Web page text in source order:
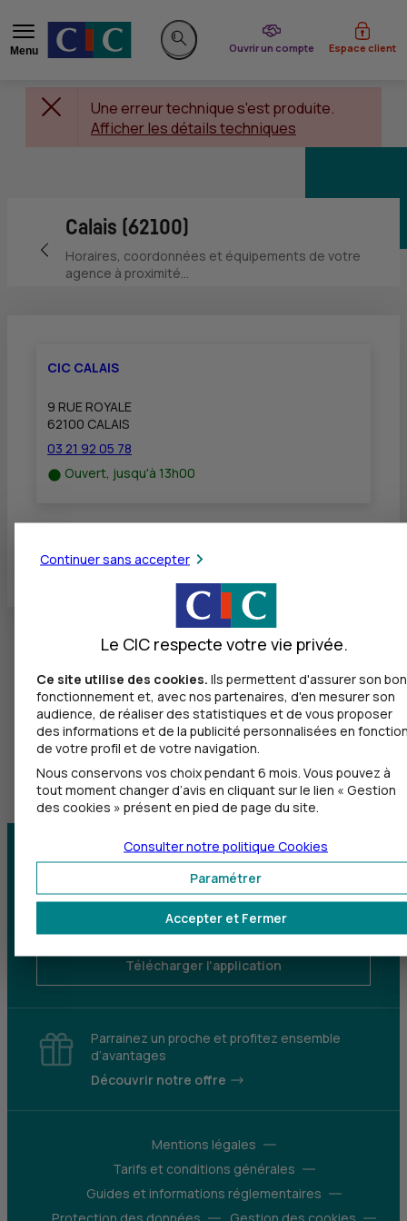
Menu
Rechercher sur le site
Ouvrir un compte
du CIC Espace client
Une erreur technique s'est produite.
Afficher les détails techniques
Retour vers la page précédente
Calais (62100)
Horaires, coordonnées et équipements de votre
agence à proximité...
CIC CALAIS
9 RUE ROYALE
62100 CALAIS
03 21 92 05 78
Ouvert, jusqu'à 13h00
Toutes les localités
Centre d'aide Trouver une agence
Sourds et
Télécharger l'application
Parrainez un proche et profitez ensemble
d’avantages
Découvrir notre offre
Mentions légales
Tarifs et conditions générales
Guides et informations réglementaires
Continuer sans accepter
Le CIC respecte votre vie privée.
Ce site utilise des cookies. Ils permettent d'assurer son bon
fonctionnement et, avec nos partenaires, d'en mesurer son
audience, de réaliser des statistiques et de vous proposer
des informations et de la publicité personnalisées en
de votre profil et de votre navigation.
Nous conservons vos choix pendant 6 mois. Vous pouvez à
tout moment changer d’avis en cliquant sur le lien « Gestion
des cookies » présent en pied de page du site.
Accepter et Fermer
Paramétrer
Consulter notre politique Cookies